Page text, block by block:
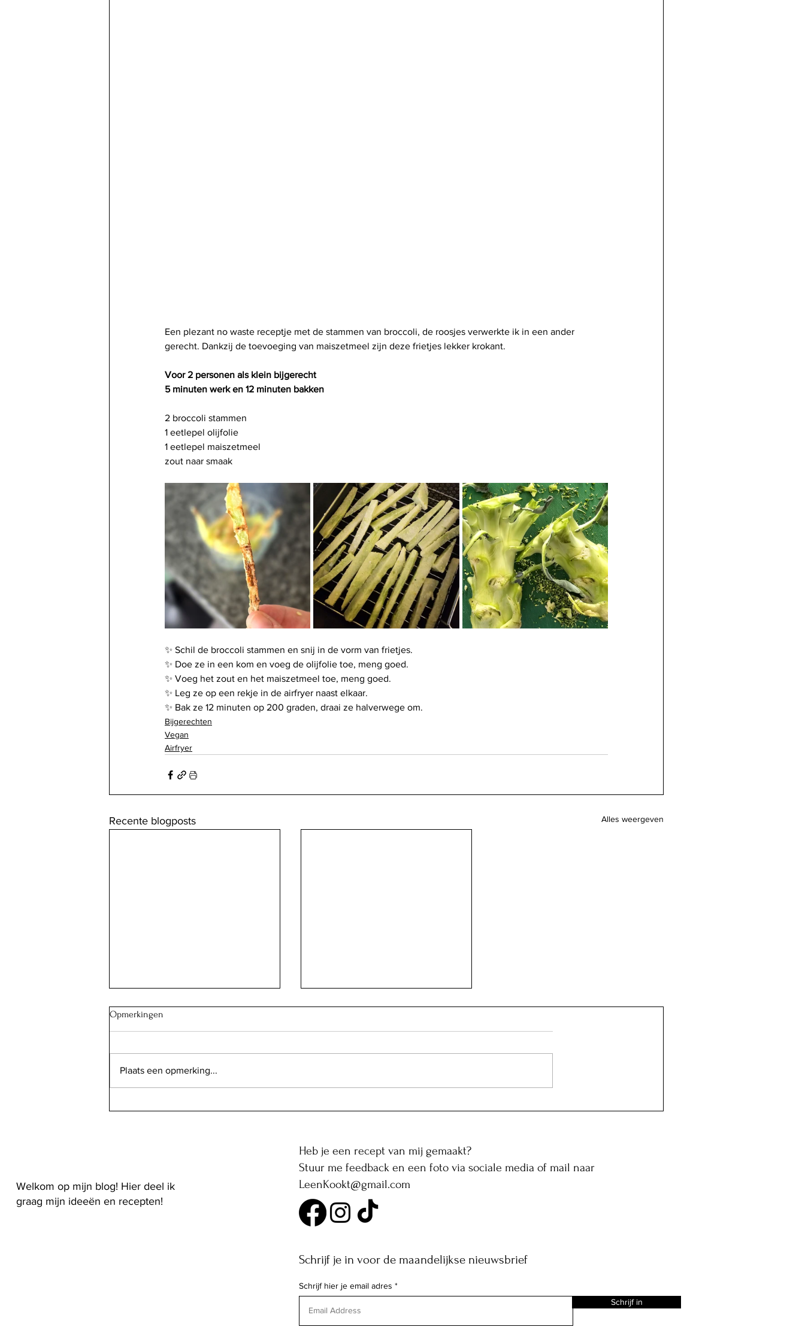
Een plezant no waste receptje met de stammen van broccoli, de roosjes verwerkte ik in een ander
gerecht. Dankzij de toevoeging van maiszetmeel zijn deze frietjes lekker krokant.
Voor 2 personen als klein bijgerecht
5 minuten werk en 12 minuten bakken
2 broccoli stammen
1 eetlepel olijfolie
1 eetlepel maiszetmeel
zout naar smaak
✨ Schil de broccoli stammen en snij in de vorm van frietjes.
✨ Doe ze in een kom en voeg de olijfolie toe, meng goed.
✨ Voeg het zout en het maiszetmeel toe, meng goed.
✨ Leg ze op een rekje in de airfryer naast elkaar.
✨ Bak ze 12 minuten op 200 graden, draai ze halverwege om.
Bijgerechten
Vegan
Airfryer
Recente blogposts Alles weergeven
en granaatappel: Indiase
Opmerkingen
Plaats een opmerking...
Welkom op mijn blog! Hier deel ik
graag mijn ideeën en recepten!
Heb je een recept van mij gemaakt?
Stuur me feedback en een foto via sociale media of mail naar
LeenKookt@gmail.com
Schrijf je in voor de maandelijkse nieuwsbrief
Schrijf hier je email adres
Schrijf in